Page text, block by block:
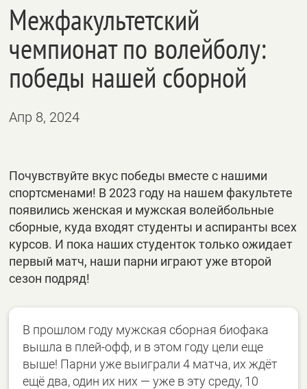
Межфакультетский
чемпионат по волейболу:
победы нашей сборной
Апр 8, 2024
Почувствуйте вкус победы вместе с нашими
спортсменами! В 2023 году на нашем факультете
появились женская и мужская волейбольные
сборные, куда входят студенты и аспиранты всех
курсов. И пока наших студенток только ожидает
первый матч, наши парни играют уже второй
сезон подряд!
В прошлом году мужская сборная биофака
вышла в плей-офф, и в этом году цели еще
выше! Парни уже выиграли 4 матча, их ждёт
ещё два, один их них — уже в эту среду, 10